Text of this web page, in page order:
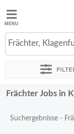
Jobted
Jobs
Frächter,
Sortieren nach
Frächter Jobs in
Suchergebnisse -